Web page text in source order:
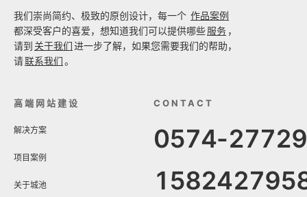
我们崇尚简约、极致的原创设计，每一个 作品案例
都深受客户的喜爱，想知道我们可以提供哪些服务 ，
请到 关于我们进一步了解，如果您需要我们的帮助，
请联系我们。
高端网站建设
解决方案
项目案例
关于城池
CONTACT
0574-